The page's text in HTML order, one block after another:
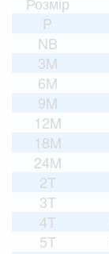
P
NB
3M
6M
9M
12M
18M
24M
2T
3T
4T
5T